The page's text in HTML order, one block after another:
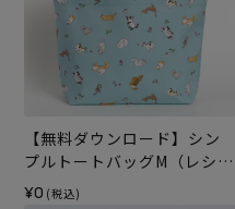
【無料ダウンロード】シン
プルトートバッグM（レシ
ピ）
¥0 (税込)